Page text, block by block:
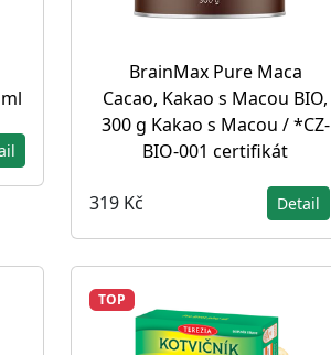
BrainMax Pure Maca
Cacao, Kakao s Macou BIO,
300 g Kakao s Macou / *CZ-
BIO-001 certifikát
319 Kč Detail
TOP